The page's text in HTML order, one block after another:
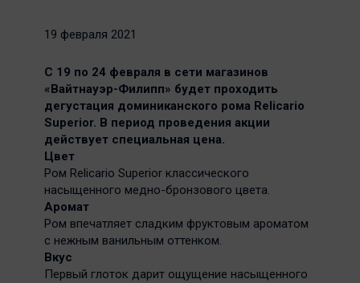
19 февраля 2021
С 19 по 24 февраля в сети магазинов
«Вайтнауэр-Филипп» будет проходить
дегустация доминиканского рома Relicario
Superior. В период проведения акции
действует специальная цена.
Цвет
Ром Relicario Superior классического
насыщенного медно-бронзового цвета.
Аромат
Ром впечатляет сладким фруктовым ароматом
с нежным ванильным оттенком.
Вкус
Первый глоток дарит ощущение насыщенного